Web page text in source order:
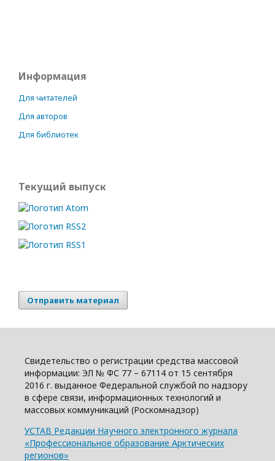
Информация
Для читателей
Для авторов
Для библиотек
Текущий выпуск
Отправить материал
Свидетельство о регистрации средства массовой
информации: ЭЛ № ФС 77 – 67114 от 15 сентября
2016 г. выданное Федеральной службой по надзору
в сфере связи, информационных технологий и
массовых коммуникаций (Роскомнадзор)
УСТАВ Редакции Научного электронного журнала
«Профессиональное образование Арктических
регионов»